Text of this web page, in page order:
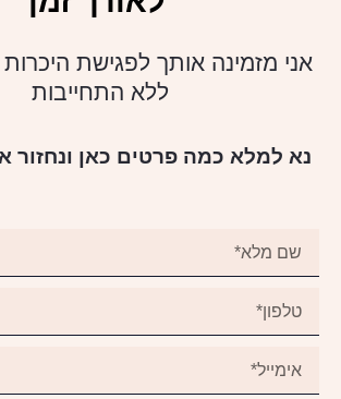
אני מזמינה אותך לפגישת היכרות
ללא התחייבות
נא למלא כמה פרטים כאן ונחזור